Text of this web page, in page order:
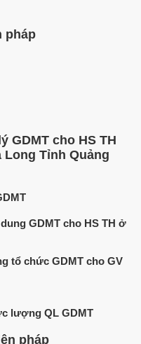
pháp
GDMT cho HS TH
Tỉnh Quảng
GDMT cho HS TH ở
tổ chức GDMT cho GV
lượng QL GDMT
pháp